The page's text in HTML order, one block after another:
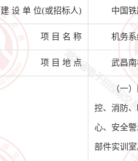
建 设 单 位(或招标人) 中国
项 目 名 称 机务
项 目 地 点 武昌
（一
控、消防
心、安全
部件实训